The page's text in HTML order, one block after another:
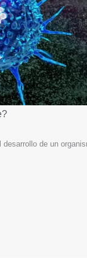
de un